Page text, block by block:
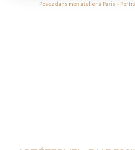
Posez dans mon atelier à Paris –